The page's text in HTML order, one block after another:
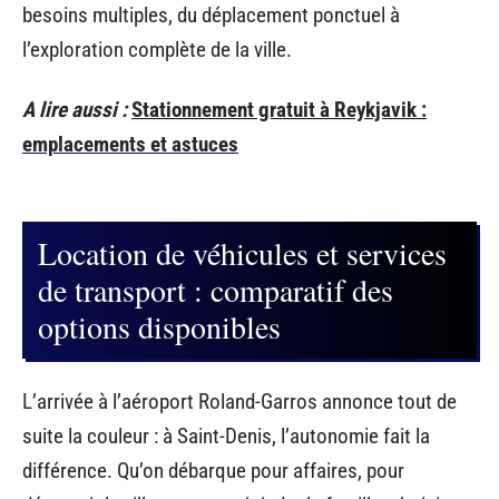
besoins multiples, du déplacement ponctuel à
l’exploration complète de la ville.
A lire aussi :Stationnement gratuit à Reykjavik :
emplacements et astuces
Location de véhicules et services
de transport : comparatif des
options disponibles
L’arrivée à l’aéroport Roland-Garros annonce tout de
suite la couleur : à Saint-Denis, l’autonomie fait la
différence. Qu’on débarque pour affaires, pour